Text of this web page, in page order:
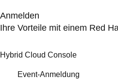
Anmelden
Ihre Vorteile mit einem Red
Hybrid Cloud Console
Event-Anmeldung